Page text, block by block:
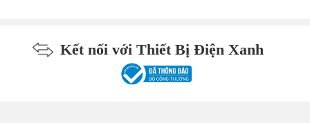
Kết nối với Thiết Bị Điện Xanh